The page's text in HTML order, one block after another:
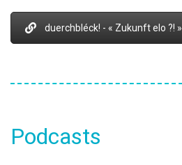
duerchbléck! - « Zukunft elo ?! »
Podcasts